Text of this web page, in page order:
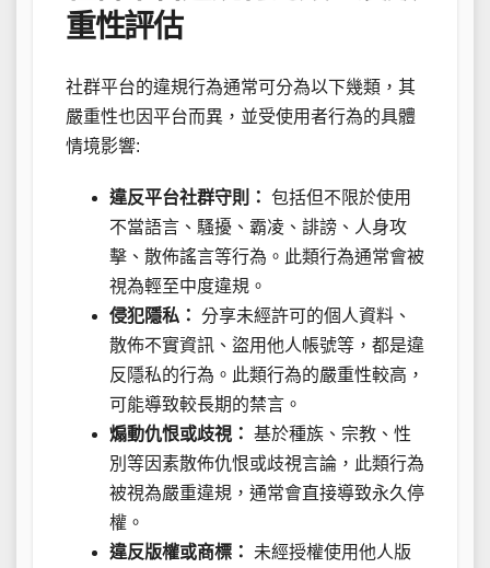
重性評估
社群平台的違規行為通常可分為以下幾類，其
嚴重性也因平台而異，並受使用者行為的具體
情境影響:
違反平台社群守則： 包括但不限於使用
不當語言、騷擾、霸凌、誹謗、人身攻
擊、散佈謠言等行為。此類行為通常會被
視為輕至中度違規。
侵犯隱私： 分享未經許可的個人資料、
散佈不實資訊、盜用他人帳號等，都是違
反隱私的行為。此類行為的嚴重性較高，
可能導致較長期的禁言。
煽動仇恨或歧視： 基於種族、宗教、性
別等因素散佈仇恨或歧視言論，此類行為
被視為嚴重違規，通常會直接導致永久停
權。
違反版權或商標：
未經授權使用他人版